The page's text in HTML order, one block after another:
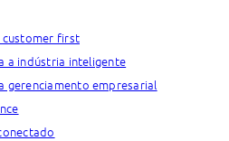
customer first
a indústria inteligente
gerenciamento empresarial